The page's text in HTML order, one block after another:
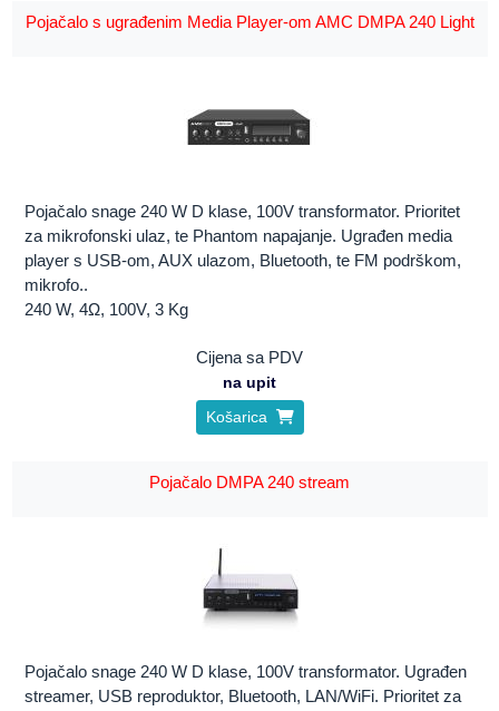
Pojačalo s ugrađenim Media Player-om AMC DMPA 240 Light
Pojačalo snage 240 W D klase, 100V transformator. Prioritet
za mikrofonski ulaz, te Phantom napajanje. Ugrađen media
player s USB-om, AUX ulazom, Bluetooth, te FM podrškom,
mikrofo..
240 W, 4Ω, 100V, 3 Kg
Cijena sa PDV
na upit
Košarica
Pojačalo DMPA 240 stream
Pojačalo snage 240 W D klase, 100V transformator. Ugrađen
streamer, USB reproduktor, Bluetooth, LAN/WiFi. Prioritet za